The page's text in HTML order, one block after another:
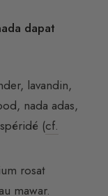
dapat
lavandin,
nada adas,
(cf.
rosat
mawar.